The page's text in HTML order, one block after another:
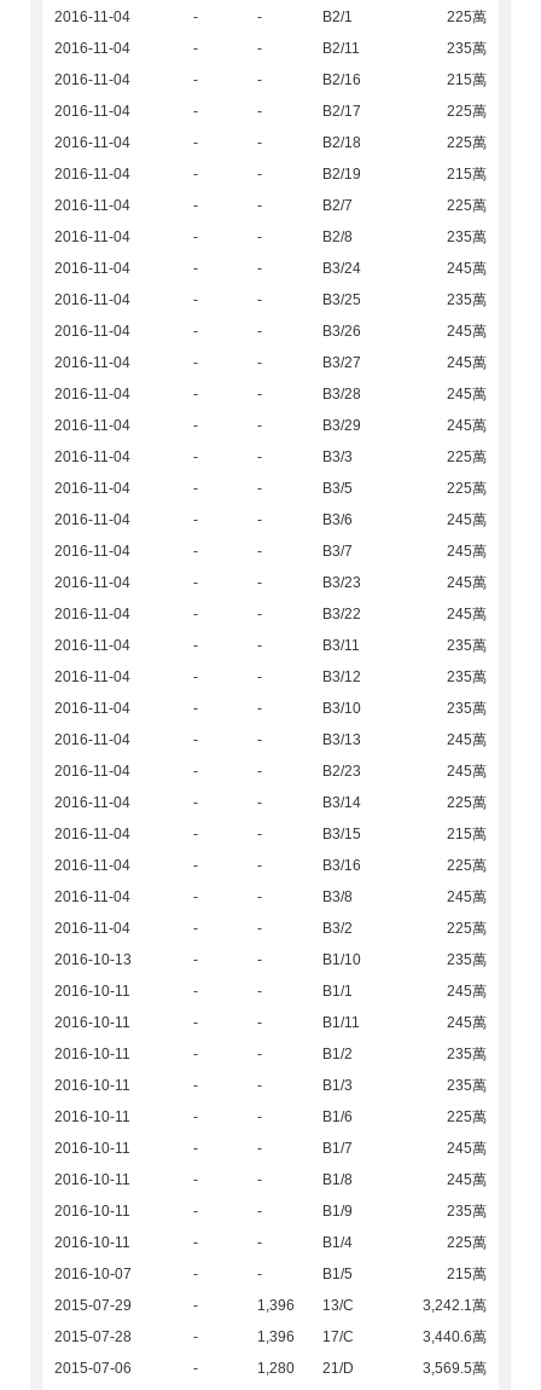
2016-11-04
- - B2/1
225萬
2016-11-04
- - B2/11
235萬
2016-11-04
- - B2/16
215萬
2016-11-04
- - B2/17
225萬
2016-11-04
- - B2/18
225萬
2016-11-04
- - B2/19
215萬
2016-11-04
- - B2/7
225萬
2016-11-04
- - B2/8
235萬
2016-11-04
- - B3/24
245萬
2016-11-04
- - B3/25
235萬
2016-11-04
- - B3/26
245萬
2016-11-04
- - B3/27
245萬
2016-11-04
- - B3/28
245萬
2016-11-04
- - B3/29
245萬
2016-11-04
- - B3/3
225萬
2016-11-04
- - B3/5
225萬
2016-11-04
- - B3/6
245萬
2016-11-04
- - B3/7
245萬
2016-11-04
- - B3/23
245萬
2016-11-04
- - B3/22
245萬
2016-11-04
- - B3/11
235萬
2016-11-04
- - B3/12
235萬
2016-11-04
- - B3/10
235萬
2016-11-04
- - B3/13
245萬
2016-11-04
- - B2/23
245萬
2016-11-04
- - B3/14
225萬
2016-11-04
- - B3/15
215萬
2016-11-04
- - B3/16
225萬
2016-11-04
- - B3/8
245萬
2016-11-04
- - B3/2
225萬
2016-10-13
- - B1/10
235萬
2016-10-11
- - B1/1
245萬
2016-10-11
- - B1/11
245萬
2016-10-11
- - B1/2
235萬
2016-10-11
- - B1/3
235萬
2016-10-11
- - B1/6
225萬
2016-10-11
- - B1/7
245萬
2016-10-11
- - B1/8
245萬
2016-10-11
- - B1/9
235萬
2016-10-11
- - B1/4
225萬
2016-10-07
- - B1/5
215萬
2015-07-29
- 1,396 13/C
3,242.1萬
2015-07-28
- 1,396 17/C
3,440.6萬
2015-07-06
- 1,280 21/D
3,569.5萬